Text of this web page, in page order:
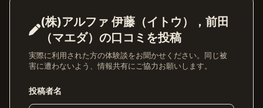
(株)アルファ 伊藤（イトウ），前田
（マエダ）の口コミを投稿
実際に利用された方の体験談をお聞かせください。同じ被
害に遭わないよう、情報共有にご協力お願いします。
投稿者名